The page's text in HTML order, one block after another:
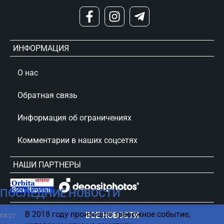
ПОСЛЕДНИЕ НОВОСТИ
04:27
В 2018 году произошло тревожное событие,
ВСЕ НОВОСТИ
ИНФОРМАЦИЯ
О нас
Обратная связь
Информация об ограничениях
Комментарии в наших соцсетях
НАШИ ПАРТНЕРЫ
сursorinfo.co.il © Все права защищены